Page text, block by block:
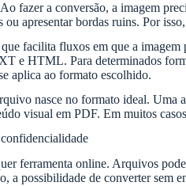
fazer a conversão, a imagem
apresentar bordas ruins. Por
facilita fluxos em que a
HTML. Para determinados
aplica ao formato escolhido.
nasce no formato ideal.
visual em PDF. Em muitos
ferramenta online. Arquivos
a possibilidade de converter